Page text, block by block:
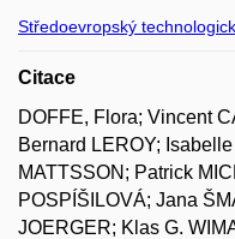
Středoevropský
Citace
DOFFE, Flora; Vincent
Bernard LEROY;
MATTSSON; Patrick
POSPÍŠILOVÁ; Jana
JOERGER; Klas G.